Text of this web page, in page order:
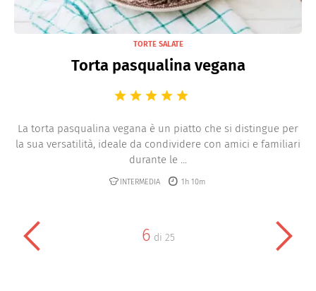
TORTE SALATE
Torta pasqualina vegana
La torta pasqualina vegana è un piatto che si distingue per
la sua versatilità, ideale da condividere con amici e familiari
durante le ...
INTERMEDIA 1h 10m
6 di 25